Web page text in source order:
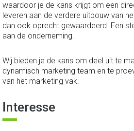
waardoor je de kans krijgt om een
leveren aan de verdere uitbouw van
dan ook oprecht gewaardeerd. Een
aan de onderneming.
Wij bieden je de kans om deel uit te
dynamisch marketing team en te
van het marketing vak.
Interesse